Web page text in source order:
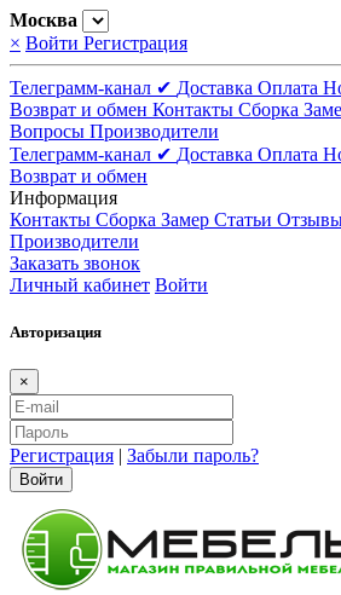
Москва
× Войти Регистрация
Телеграмм-канал ✔ Доставка Оплата
Возврат и обмен Контакты Сборка
Вопросы Производители
Телеграмм-канал ✔ Доставка Оплата
Возврат и обмен
Информация
Контакты Сборка Замер Статьи
Производители
Заказать звонок
Личный кабинет Войти
Авторизация
×
Регистрация | Забыли пароль?
Войти